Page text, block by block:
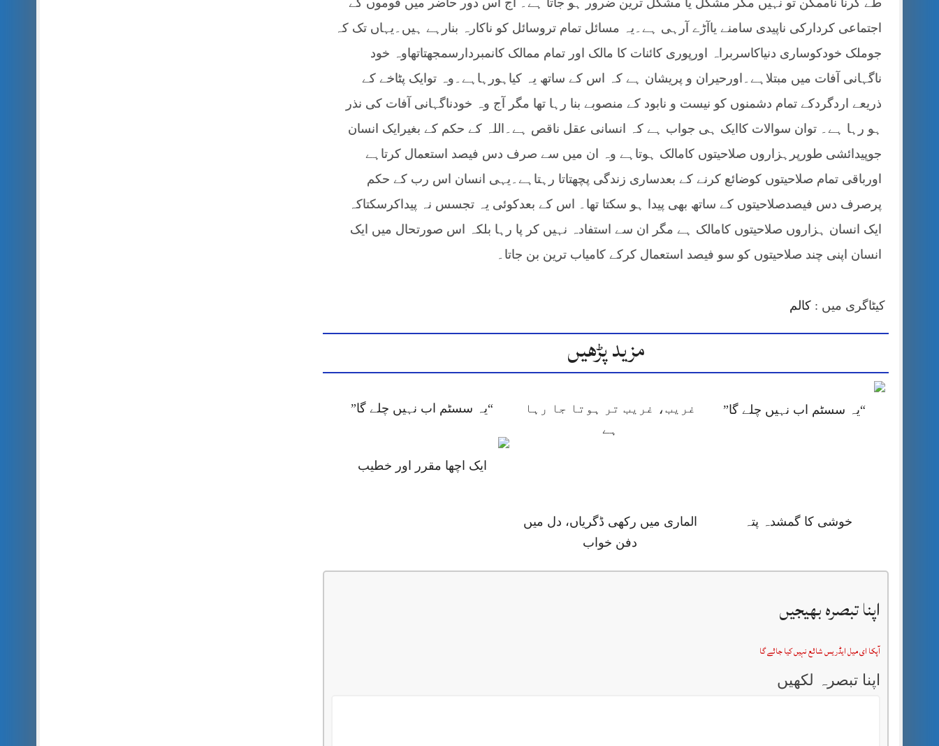
طے کرنا ناممکن تو نہیں مگر مشکل یا مشکل ترین ضرور ہو جاتا ہے۔ آج اس دور حاضر میں قوموں کے
اجتماعی کردارکی ناپیدی سامنے یاآڑے آرہی ہے۔یہ مسائل تمام تروسائل کو ناکارہ بنارہے ہیں۔یہاں تک کہ
جوملک خودکوساری دنیاکاسربراہ اورپوری کائنات کا مالک اور تمام ممالک کانمبردارسمجھتاتھاوہ خود
ناگہانی آفات میں مبتلاہے۔اورحیران و پریشان ہے کہ اس کے ساتھ یہ کیاہورہاہے۔وہ توایک پٹاخے کے
ذریعے اردگردکے تمام دشمنوں کو نیست و نابود کے منصوبے بنا رہا تھا مگر آج وہ خودناگہانی آفات کی نذر
ہو رہا ہے۔ توان سوالات کاایک ہی جواب ہے کہ انسانی عقل ناقص ہے۔اللہ کے حکم کے بغیرایک انسان
جوپیدائشی طورپرہزاروں صلاحیتوں کامالک ہوتاہے وہ ان میں سے صرف دس فیصد استعمال کرتاہے
اورباقی تمام صلاحیتوں کوضائع کرنے کے بعدساری زندگی پچھتاتا رہتاہے۔یہی انسان اس رب کے حکم
پرصرف دس فیصدصلاحیتوں کے ساتھ بھی پیدا ہو سکتا تھا۔ اس کے بعدکوئی یہ تجسس نہ پیداکرسکتاکہ
ایک انسان ہزاروں صلاحیتوں کامالک ہے مگر ان سے استفادہ نہیں کر پا رہا بلکہ اس صورتحال میں ایک
انسان اپنی چند صلاحیتوں کو سو فیصد استعمال کرکے کامیاب ترین بن جاتا۔
کیٹاگری میں : کالم
مزید پڑھیں
“یہ سسٹم اب نہیں چلے گا”
غریب، غریب تر ہوتا جا رہا
ہے
“یہ سسٹم اب نہیں چلے گا”
ایک اچھا مقرر اور خطیب
خوشی کا گمشدہ پتہ
الماری میں رکھی ڈگریاں، دل میں
دفن خواب
اپنا تبصرہ بھیجیں
آپکا ای میل ایڈریس شائع نہیں کیا جائے گا
اپنا تبصرہ لکھیں